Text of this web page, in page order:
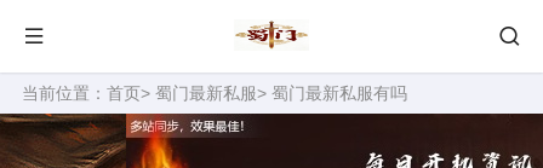
当前位置： 首页> 蜀门最新私服> 蜀门最新私服有吗